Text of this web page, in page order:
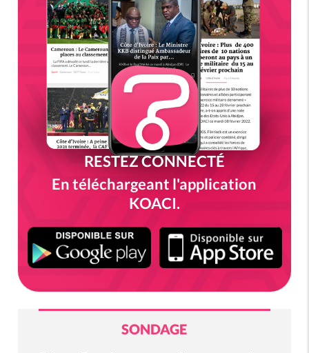
RESTEZ CONNECTÉ
En téléchargeant l'application
KOACI.
SONDAGE